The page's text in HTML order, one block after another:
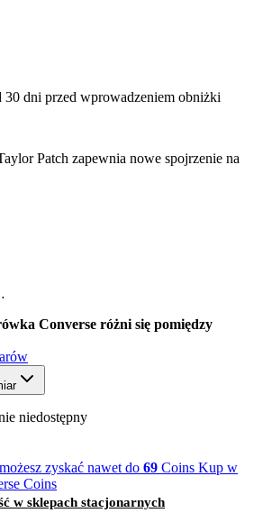
30 dni przed wprowadzeniem obniżki
Patch zapewnia nowe spojrzenie na
Converse różni się pomiędzy
niedostępny
zyskać nawet do 69 Coins Kup w
Coins
w sklepach stacjonarnych